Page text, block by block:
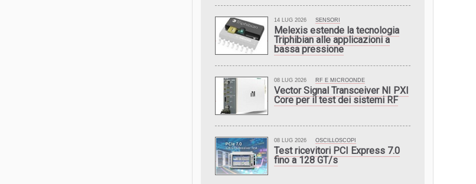
14 LUG 2026 SENSORI
Melexis estende la tecnologia
Triphibian alle applicazioni a
bassa pressione
08 LUG 2026 RF E MICROONDE
Vector Signal Transceiver NI PXI
Core per il test dei sistemi RF
08 LUG 2026 OSCILLOSCOPI
Test ricevitori PCI Express 7.0
fino a 128 GT/s